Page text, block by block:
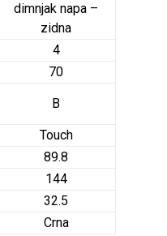
dimnjak napa –
zidna
4
70
B
Touch
89.8
144
32.5
Crna